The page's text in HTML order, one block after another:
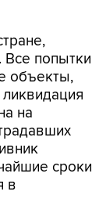
Все попытки
объекты,
на
сроки
в